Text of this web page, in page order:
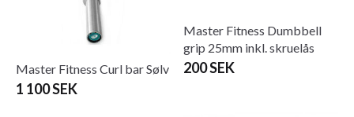
Master Fitness Curl bar Sølv
1 100 SEK
Master Fitness Dumbbell
grip 25mm inkl. skruelås
200 SEK